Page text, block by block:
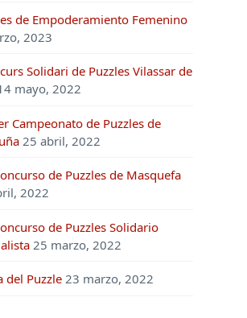
de Empoderamiento Femenino
2023
Solidari de Puzzles Vilassar de
mayo, 2022
Campeonato de Puzzles de
25 abril, 2022
de Puzzles de Masquefa
2022
de Puzzles Solidario
25 marzo, 2022
del Puzzle 23 marzo, 2022